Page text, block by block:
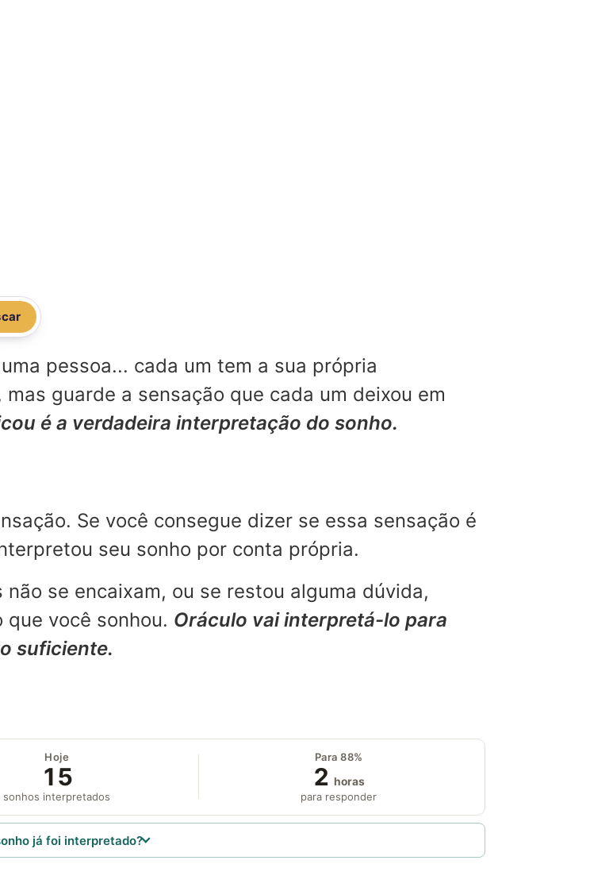
pessoa... cada um tem a sua própria
guarde a sensação que cada um deixou em
é a verdadeira interpretação do sonho.
Se você consegue dizer se essa sensação é
seu sonho por conta própria.
se encaixam, ou se restou alguma dúvida,
você sonhou. Oráculo vai interpretá-lo para
suficiente.
Hoje
15
sonhos interpretados
Para 88%
2 horas
para responder
já foi interpretado?